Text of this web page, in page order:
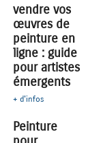
vendre vos
œuvres de
peinture en
ligne : guide
pour artistes
émergents
+ d'infos
Peinture